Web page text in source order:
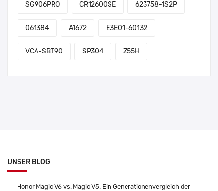
SG906PRO CR12600SE 623758-1S2P
061384 A1672 E3E01-60132
VCA-SBT90 SP304 Z55H
UNSER BLOG
Honor Magic V6 vs. Magic V5: Ein Generationenvergleich der